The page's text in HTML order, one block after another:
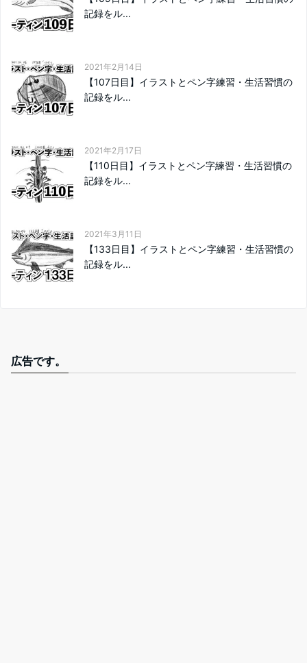
記録をル...
2021年2月14日
【107日目】イラストとペン字練習・生活習慣の
記録をル...
2021年2月17日
【110日目】イラストとペン字練習・生活習慣の
記録をル...
2021年3月11日
【133日目】イラストとペン字練習・生活習慣の
記録をル...
広告です。